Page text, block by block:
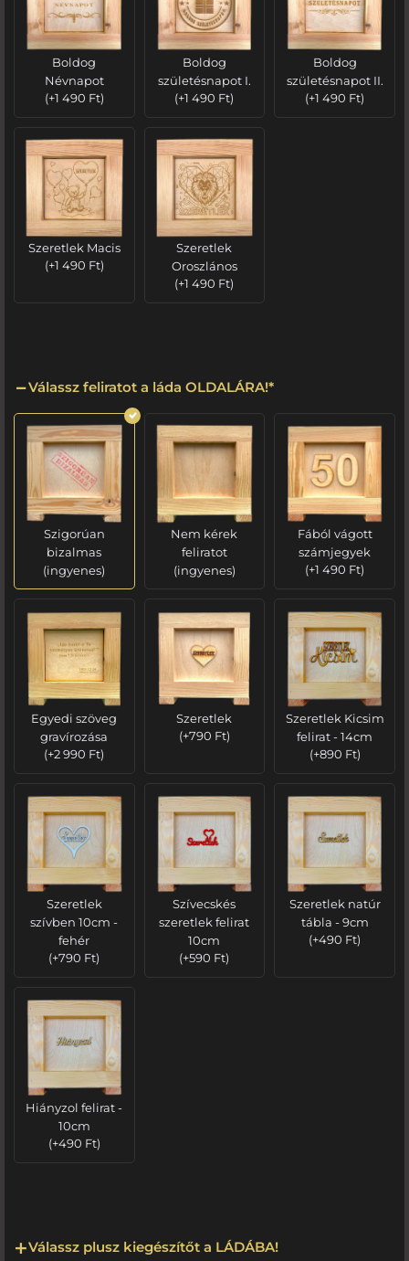
Boldog
Névnapot
(+1 490 Ft)
Boldog
születésnapot I.
(+1 490 Ft)
Boldog
születésnapot II.
(+1 490 Ft)
Szeretlek Macis
(+1 490 Ft)
Szeretlek
Oroszlános
(+1 490 Ft)
Válassz feliratot a láda OLDALÁRA!*
Szigorúan
bizalmas
(ingyenes)
Nem kérek
feliratot
(ingyenes)
Fából vágott
számjegyek
(+1 490 Ft)
Egyedi szöveg
gravírozása
(+2 990 Ft)
Szeretlek
(+790 Ft)
Szeretlek Kicsim
felirat - 14cm
(+890 Ft)
Szeretlek
szívben 10cm -
fehér
(+790 Ft)
Szívecskés
szeretlek felirat
10cm
(+590 Ft)
Szeretlek natúr
tábla - 9cm
(+490 Ft)
Hiányzol felirat -
10cm
(+490 Ft)
Válassz plusz kiegészítőt a LÁDÁBA!